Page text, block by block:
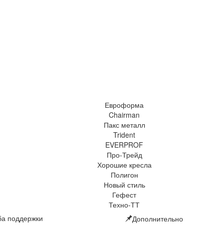
поддержки
Дополнительно